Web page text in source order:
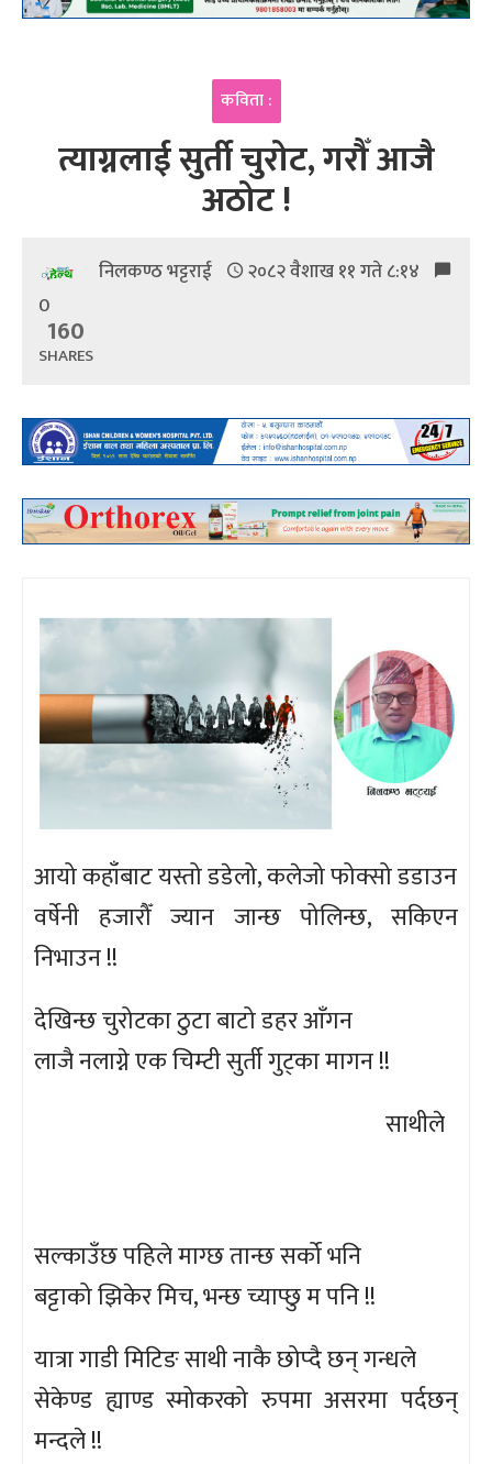
कविता :
त्याग्नलाई सुर्ती चुरोट, गरौँ आजै
अठोट !
निलकण्ठ भट्टराई
२०८२ वैशाख ११ गते ८:१४
0
160
SHARES
आयो कहाँबाट यस्तो डडेलो, कलेजो फोक्सो डडाउन
वर्षेनी हजारौँ ज्यान जान्छ पोलिन्छ, सकिएन
निभाउन !!
देखिन्छ चुरोटका ठुटा बाटो डहर आँगन
लाजै नलाग्ने एक चिम्टी सुर्ती गुट्का मागन !!
साथीले
सल्काउँछ पहिले माग्छ तान्छ सर्को भनि
बट्टाको झिकेर मिच, भन्छ च्याप्छु म पनि !!
यात्रा गाडी मिटिङ साथी नाकै छोप्दै छन् गन्धले
सेकेण्ड ह्याण्ड स्मोकरको रुपमा असरमा पर्दछन्
मन्दले !!